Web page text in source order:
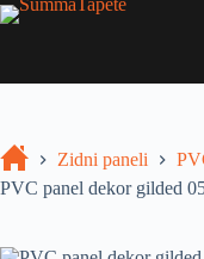
Drveni
Zidni paneli
PVC panel dekor gilded